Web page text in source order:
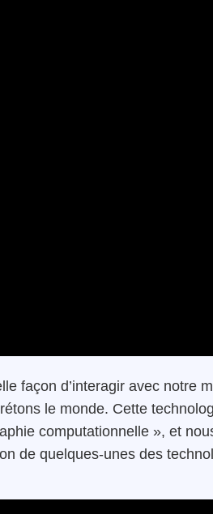
façon d’interagir avec notre
le monde. Cette
computationnelle », et
de quelques-unes des